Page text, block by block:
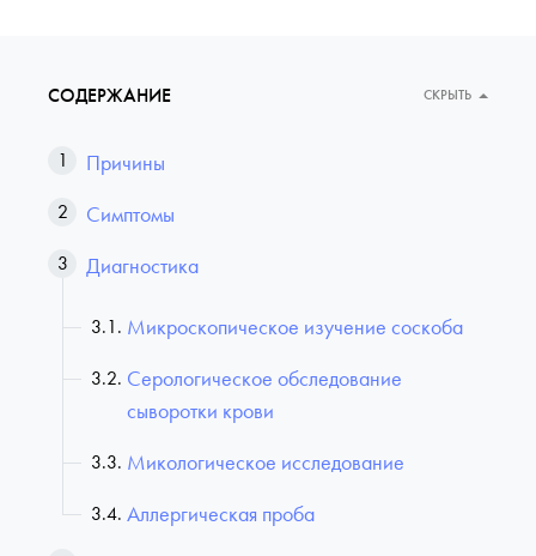
СОДЕРЖАНИЕ СКРЫТЬ
Причины
Симптомы
Диагностика
Микроскопическое изучение соскоба
Серологическое обследование
сыворотки крови
Микологическое исследование
Аллергическая проба